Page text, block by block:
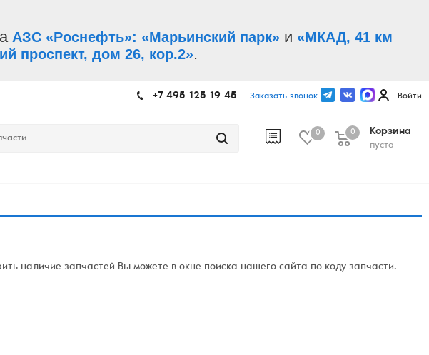
АЗС «Роснефть»: «Марьинский парк» и «МКАД, 41 км
проспект, дом 26, кор.2».
+7 495-125-19-45 Заказать звонок Войти
0
Корзина
пуста
0
наличие запчастей Вы можете в окне поиска нашего сайта по коду запчасти.